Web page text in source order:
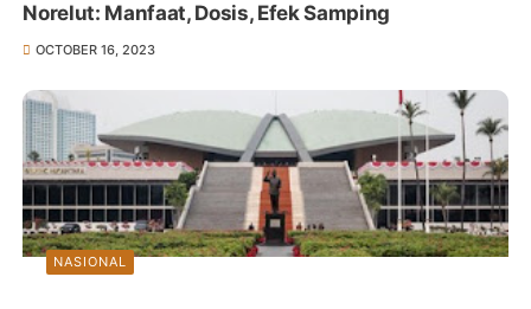
Norelut: Manfaat, Dosis, Efek Samping
OCTOBER 16, 2023
NASIONAL